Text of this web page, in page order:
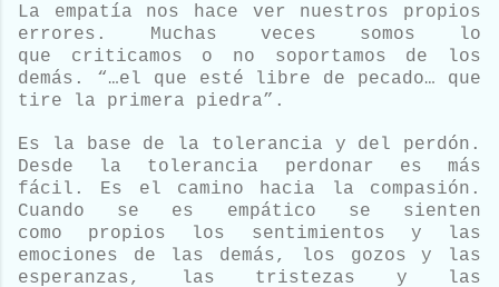
La empatía nos hace ver nuestros propios
errores. Muchas veces somos lo
que criticamos o no soportamos de los
demás. “…el que esté libre de pecado… que
tire la primera piedra”.
Es la base de la tolerancia y del perdón.
Desde la tolerancia perdonar es más
fácil. Es el camino hacia la compasión.
Cuando se es empático se sienten
como propios los sentimientos y las
emociones de las demás, los gozos y las
esperanzas,
las tristezas y las